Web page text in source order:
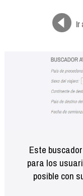
Ir
Este
para los
posible con